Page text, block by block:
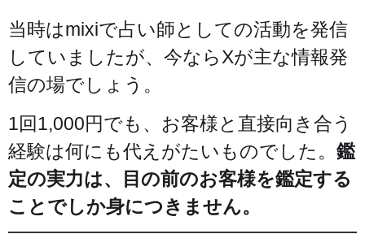
当時はmixiで占い師としての活動を発信
していましたが、今ならXが主な情報発
信の場でしょう。
1回1,000円でも、お客様と直接向き合う
経験は何にも代えがたいものでした。 鑑
定の実力は、目の前のお客様を鑑定する
ことでしか身につきません。